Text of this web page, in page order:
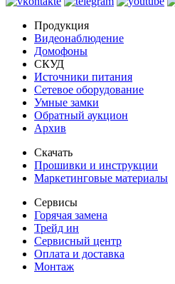
Продукция
Видеонаблюдение
Домофоны
СКУД
Источники питания
Сетевое оборудование
Умные замки
Обратный аукцион
Архив
Скачать
Прошивки и инструкции
Маркетинговые материалы
Сервисы
Горячая замена
Трейд ин
Сервисный центр
Оплата и доставка
Монтаж